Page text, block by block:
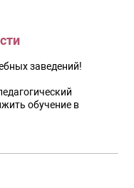
заведений!
обучение в